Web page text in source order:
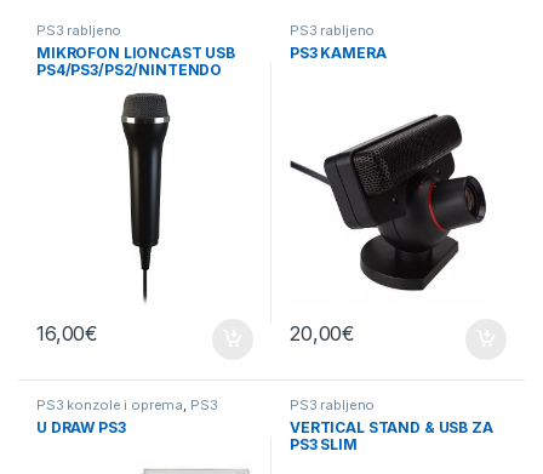
PS3 rabljeno
MIKROFON LIONCAST USB
PS4/PS3/PS2/NINTENDO
16,00€
PS3 rabljeno
PS3 KAMERA
20,00€
PS3 konzole i oprema, PS3
rabljeno
U DRAW PS3
PS3 rabljeno
VERTICAL STAND & USB ZA
PS3 SLIM